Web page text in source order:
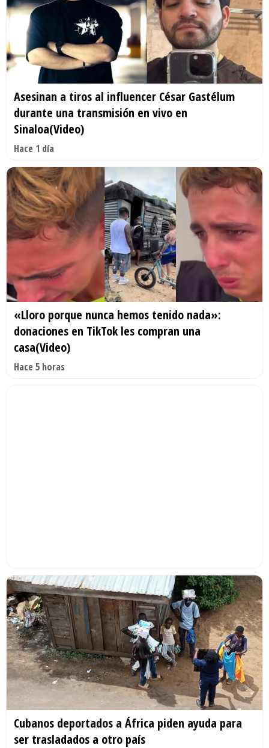
Asesinan a tiros al influencer César Gastélum
durante una transmisión en vivo en
Sinaloa(Video)
Hace 1 día
«Lloro porque nunca hemos tenido nada»:
donaciones en TikTok les compran una
casa(Video)
Hace 5 horas
Cubanos deportados a África piden ayuda para
ser trasladados a otro país